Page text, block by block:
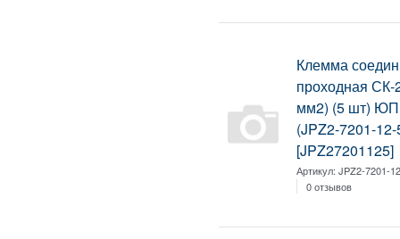
Клемма
проходная СК-
мм2) (5 шт)
(JPZ2-7201-
[JPZ27201125]
Артикул:JPZ2-7201-
0 отзывов